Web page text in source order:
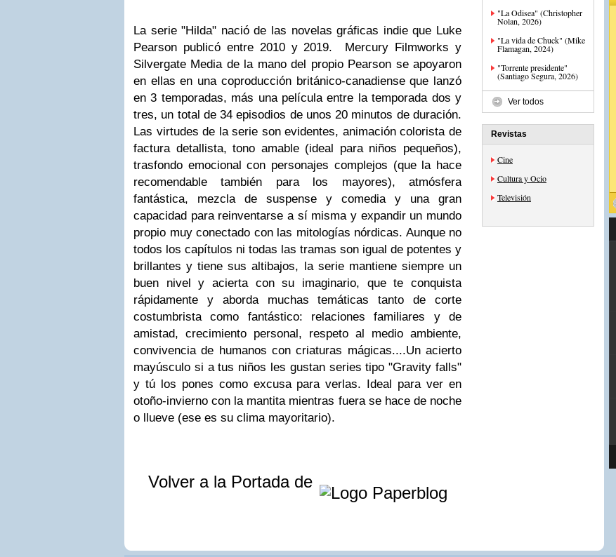
La serie "Hilda" nació de las novelas gráficas indie que Luke
Pearson publicó entre 2010 y 2019. Mercury Filmworks y
Silvergate Media de la mano del propio Pearson se apoyaron
en ellas en una coproducción británico-canadiense que lanzó
en 3 temporadas, más una película entre la temporada dos y
tres, un total de 34 episodios de unos 20 minutos de duración.
Las virtudes de la serie son evidentes, animación colorista de
factura detallista, tono amable (ideal para niños pequeños),
trasfondo emocional con personajes complejos (que la hace
recomendable también para los mayores), atmósfera
fantástica, mezcla de suspense y comedia y una gran
capacidad para reinventarse a sí misma y expandir un mundo
propio muy conectado con las mitologías nórdicas. Aunque no
todos los capítulos ni todas las tramas son igual de potentes y
brillantes y tiene sus altibajos, la serie mantiene siempre un
buen nivel y acierta con su imaginario, que te conquista
rápidamente y aborda muchas temáticas tanto de corte
costumbrista como fantástico: relaciones familiares y de
amistad, crecimiento personal, respeto al medio ambiente,
convivencia de humanos con criaturas mágicas....Un acierto
mayúsculo si a tus niños les gustan series tipo "Gravity falls"
y tú los pones como excusa para verlas. Ideal para ver en
otoño-invierno con la mantita mientras fuera se hace de noche
o llueve (ese es su clima mayoritario).
Volver a la Portada de
"La Odisea" (Christopher
Nolan, 2026)
"La vida de Chuck" (Mike
Flamagan, 2024)
"Torrente presidente"
(Santiago Segura, 2026)
Ver todos
Revistas
Cine
Cultura y Ocio
Televisión